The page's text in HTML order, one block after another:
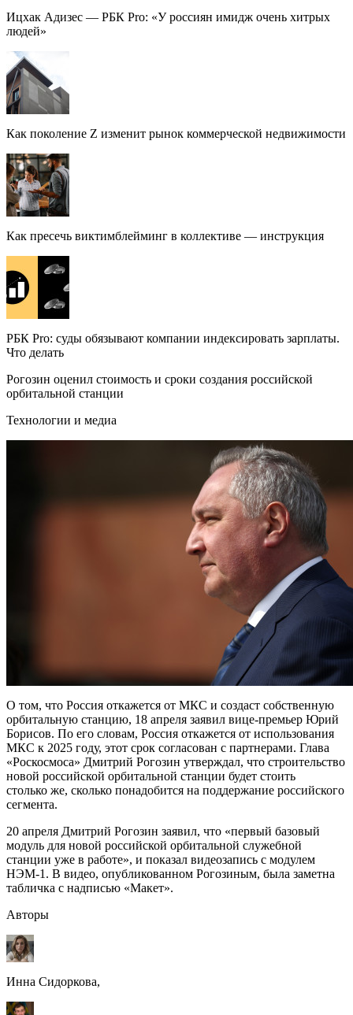
Ицхак Адизес — РБК Pro: «У россиян имидж очень хитрых
людей»
Как поколение Z изменит рынок коммерческой недвижимости
Как пресечь виктимблейминг в коллективе — инструкция
РБК Pro: суды обязывают компании индексировать зарплаты.
Что делать
Рогозин оценил стоимость и сроки создания российской
орбитальной станции
Технологии и медиа
О том, что Россия откажется от МКС и создаст собственную
орбитальную станцию, 18 апреля заявил вице-премьер Юрий
Борисов. По его словам, Россия откажется от использования
МКС к 2025 году, этот срок согласован с партнерами. Глава
«Роскосмоса» Дмитрий Рогозин утверждал, что строительство
новой российской орбитальной станции будет стоить
столько же, сколько понадобится на поддержание российского
сегмента.
20 апреля Дмитрий Рогозин заявил, что «первый базовый
модуль для новой российской орбитальной служебной
станции уже в работе», и показал видеозапись с модулем
НЭМ-1. В видео, опубликованном Рогозиным, была заметна
табличка с надписью «Макет».
Авторы
Инна Сидоркова,